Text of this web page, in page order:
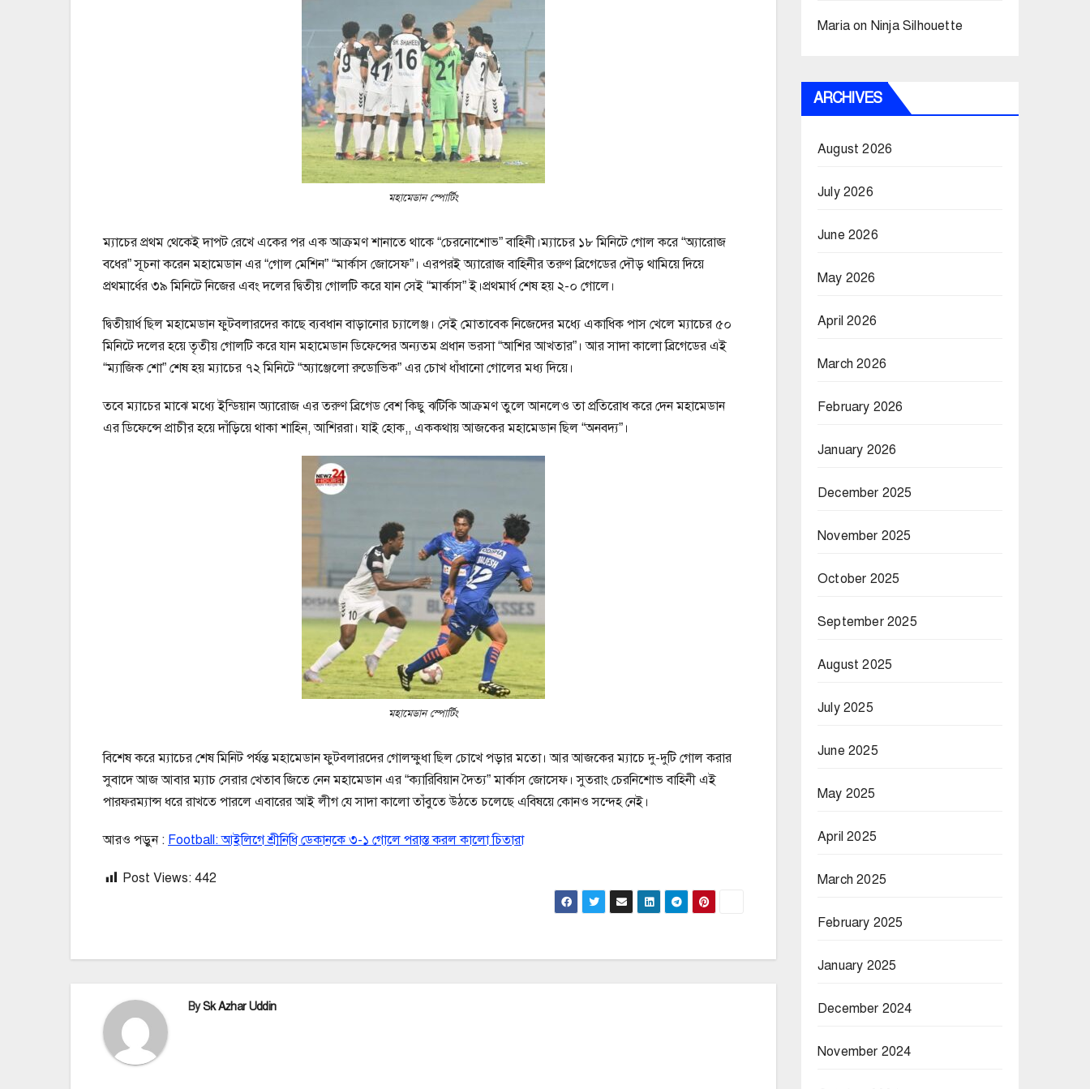
মহামেডান স্পোর্টিং
ম্যাচের প্রথম থেকেই দাপট রেখে একের পর এক আক্রমণ শানাতে থাকে “চেরনোশোভ” বাহিনী।ম্যাচের ১৮ মিনিটে গোল করে “অ্যারোজ
বধের” সূচনা করেন মহামেডান এর “গোল মেশিন” “মার্কাস জোসেফ”। এরপরই অ্যারোজ বাহিনীর তরুণ ব্রিগেডের দৌড় থামিয়ে দিয়ে
প্রথমার্ধের ৩৯ মিনিটে নিজের এবং দলের দ্বিতীয় গোলটি করে যান সেই “মার্কাস” ই।প্রথমার্ধ শেষ হয় ২-০ গোলে।
দ্বিতীয়ার্ধ ছিল মহামেডান ফুটবলারদের কাছে ব্যবধান বাড়ানোর চ্যালেঞ্জ। সেই মোতাবেক নিজেদের মধ্যে একাধিক পাস খেলে ম্যাচের ৫০
মিনিটে দলের হয়ে তৃতীয় গোলটি করে যান মহামেডান ডিফেন্সের অন্যতম প্রধান ভরসা “আশির আখতার”। আর সাদা কালো ব্রিগেডের এই
“ম্যাজিক শো” শেষ হয় ম্যাচের ৭২ মিনিটে “অ্যাঞ্জেলো রুডোভিক” এর চোখ ধাঁধানো গোলের মধ্য দিয়ে।
তবে ম্যাচের মাঝে মধ্যে ইন্ডিয়ান অ্যারোজ এর তরুণ ব্রিগেড বেশ কিছু ঝটিকি আক্রমণ তুলে আনলেও তা প্রতিরোধ করে দেন মহামেডান
এর ডিফেন্সে প্রাচীর হয়ে দাঁড়িয়ে থাকা শাহিন, আশিররা। যাই হোক,, এককথায় আজকের মহামেডান ছিল “অনবদ্য”।
মহামেডান স্পোর্টিং
বিশেষ করে ম্যাচের শেষ মিনিট পর্যন্ত মহামেডান ফুটবলারদের গোলক্ষুধা ছিল চোখে পড়ার মতো। আর আজকের ম্যাচে দু-দুটি গোল করার
সুবাদে আজ আবার ম্যাচ সেরার খেতাব জিতে নেন মহামেডান এর “ক্যারিবিয়ান দৈত্য” মার্কাস জোসেফ। সুতরাং চেরনিশোভ বাহিনী এই
পারফরম্যান্স ধরে রাখতে পারলে এবারের আই লীগ যে সাদা কালো তাঁবুতে উঠতে চলেছে এবিষয়ে কোনও সন্দেহ নেই।
আরও পড়ুন : Football: আইলিগে শ্রীনিধি ডেকানকে ৩-১ গোলে পরাস্ত করল কালো চিতারা
Post Views: 442
BySk Azhar Uddin
Maria on Ninja Silhouette
ARCHIVES
August 2026
July 2026
June 2026
May 2026
April 2026
March 2026
February 2026
January 2026
December 2025
November 2025
October 2025
September 2025
August 2025
July 2025
June 2025
May 2025
April 2025
March 2025
February 2025
January 2025
December 2024
November 2024